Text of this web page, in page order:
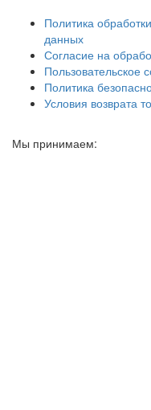
Политика
данных
Согласие на
Пользовательское
Политика
Условия возврата
Мы принимаем: